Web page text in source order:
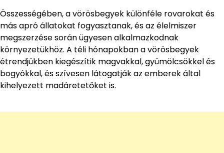
Összességében, a vörösbegyek különféle rovarokat és
más apró állatokat fogyasztanak, és az élelmiszer
megszerzése során ügyesen alkalmazkodnak
környezetükhöz. A téli hónapokban a vörösbegyek
étrendjükben kiegészítik magvakkal, gyümölcsökkel és
bogyókkal, és szívesen látogatják az emberek által
kihelyezett madáretetőket is.